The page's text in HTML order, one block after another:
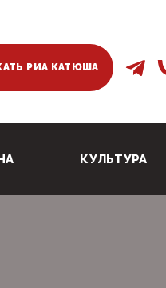
РИА КАТЮША
КУЛЬТУРА